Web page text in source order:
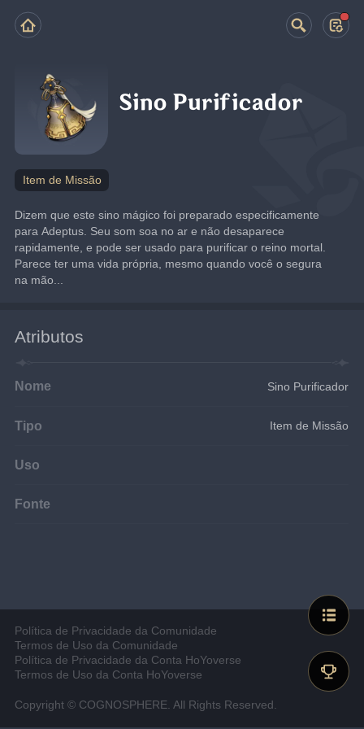
Sino Purificador
Item de Missão
Dizem que este sino mágico foi preparado especificamente
para Adeptus. Seu som soa no ar e não desaparece
rapidamente, e pode ser usado para purificar o reino mortal.
Parece ter uma vida própria, mesmo quando você o segura
na mão...
Atributos
Nome Sino Purificador
Tipo Item de Missão
Uso
Fonte
Política de Privacidade da Comunidade
Termos de Uso da Comunidade
Política de Privacidade da Conta HoYoverse
Termos de Uso da Conta HoYoverse
Copyright © COGNOSPHERE. All Rights Reserved.